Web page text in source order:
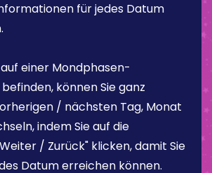
für jedes Datum
einer Mondphasen-
können Sie ganz
/ nächsten Tag, Monat
indem Sie auf die
/ Zurück" klicken, damit Sie
Datum erreichen können.